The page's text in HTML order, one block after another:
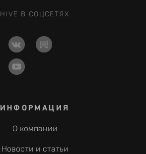
HIVE В СОЦСЕТЯХ
ИНФОРМАЦИЯ
О компании
Новости и статьи